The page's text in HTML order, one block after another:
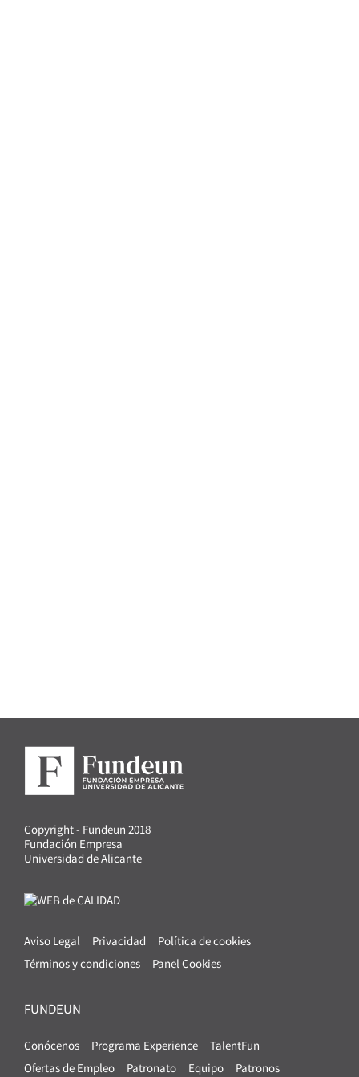
Copyright - Fundeun 2018
Fundación Empresa
Universidad de Alicante
Aviso Legal Privacidad
Política de cookies
Términos y condiciones
Panel Cookies
FUNDEUN
Conócenos Programa Experience
TalentFun
Ofertas de Empleo
Patronato Equipo Patronos